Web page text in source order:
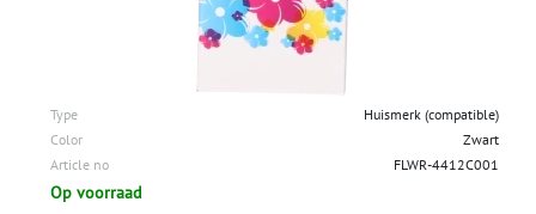
Type
Huismerk (compatible)
Color
Zwart
Article no
FLWR-4412C001
Op voorraad